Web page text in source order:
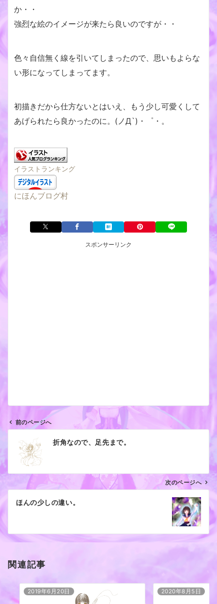
か・・
強烈な絵のイメージが来たら良いのですが・・
色々自信無く線を引いてしまったので、思いもよらな
い形になってしまってます。
初描きだから仕方ないとはいえ、もう少し可愛くして
あげられたら良かったのに。(ノД`)・゜・。
イラストランキング
にほんブログ村
スポンサーリンク
稿
ナ
ビ
ン
前のページへ
折角なので、足先まで。
次のページへ
ほんの少しの違い。
関連記事
2019年6月20日 2020年8月5日